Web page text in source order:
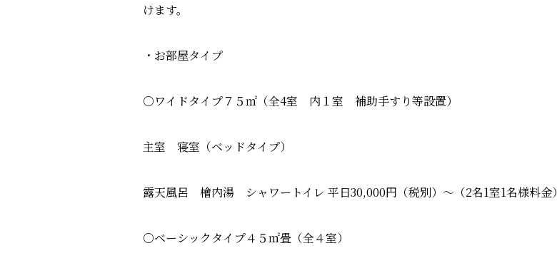
けます。
・お部屋タイプ
○ワイドタイプ７５㎡（全4室 内１室 補助手すり等設置）
主室 寝室（ベッドタイプ）
露天風呂 檜内湯 シャワートイレ 平日30,000円（税別）〜（2名1室1名様料金）
○ベーシックタイプ４５㎡畳（全４室）